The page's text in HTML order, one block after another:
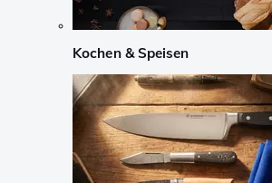
Kochen & Speisen